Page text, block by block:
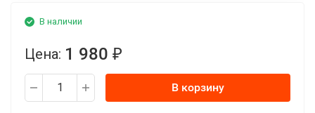
В наличии
Цена: 1 980 ₽
В корзину